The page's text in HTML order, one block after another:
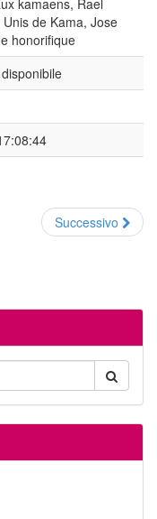
kamaens, Rael
de Kama, Jose
honorifique
Successivo